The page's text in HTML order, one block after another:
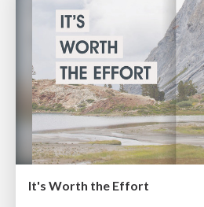
It's Worth the Effort